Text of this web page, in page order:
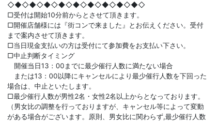
◇◆◇◆◇◆◇◆◇◆◇◆◇◆◇◆◇◆◇
□受付は開始10分前からとさせて頂きます。
□開催店舗様には『街コンで来ました』とお伝えください。受付
まで案内させて頂きます。
□当日現金支払いの方は受付にて参加費をお支払い下さい。
□中止判断タイミング
開催当日13：00までに最少催行人数に満たない場合
または13：00以降にキャンセルにより最少催行人数を下回った
場合は、中止といたします。
□最少催行人数が男性2名・女性2名以上からとなっております。
（男女比の調整を行っておりますが、キャンセル等によって変動
がある場合がございます。原則、男女比に関わらず,最少催行人数